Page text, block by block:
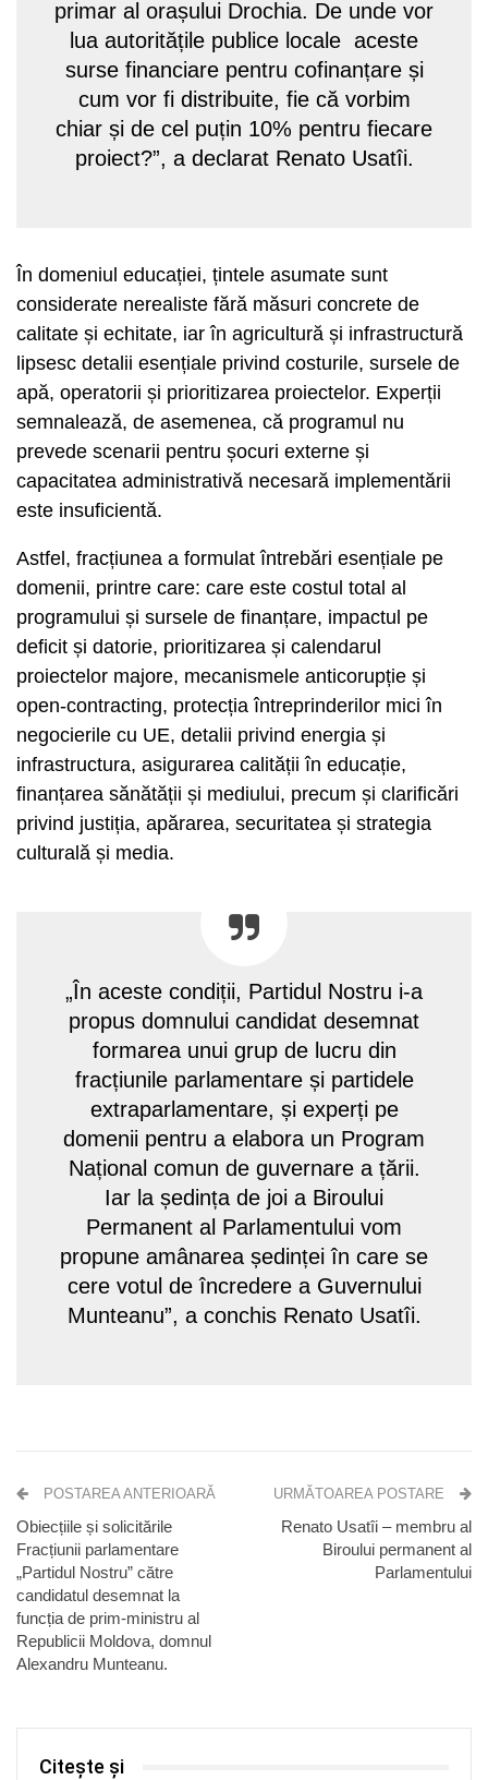
primar al orașului Drochia. De unde vor
lua autoritățile publice locale aceste
surse financiare pentru cofinanțare și
cum vor fi distribuite, fie că vorbim
chiar și de cel puțin 10% pentru fiecare
proiect?”, a declarat Renato Usatîi.
În domeniul educației, țintele asumate sunt
considerate nerealiste fără măsuri concrete de
calitate și echitate, iar în agricultură și infrastructură
lipsesc detalii esențiale privind costurile, sursele de
apă, operatorii și prioritizarea proiectelor. Experții
semnalează, de asemenea, că programul nu
prevede scenarii pentru șocuri externe și
capacitatea administrativă necesară implementării
este insuficientă.
Astfel, fracțiunea a formulat întrebări esențiale pe
domenii, printre care: care este costul total al
programului și sursele de finanțare, impactul pe
deficit și datorie, prioritizarea și calendarul
proiectelor majore, mecanismele anticorupție și
open-contracting, protecția întreprinderilor mici în
negocierile cu UE, detalii privind energia și
infrastructura, asigurarea calității în educație,
finanțarea sănătății și mediului, precum și clarificări
privind justiția, apărarea, securitatea și strategia
culturală și media.
„În aceste condiții, Partidul Nostru i-a
propus domnului candidat desemnat
formarea unui grup de lucru din
fracțiunile parlamentare și partidele
extraparlamentare, și experți pe
domenii pentru a elabora un Program
Național comun de guvernare a țării.
Iar la ședința de joi a Biroului
Permanent al Parlamentului vom
propune amânarea ședinței în care se
cere votul de încredere a Guvernului
Munteanu”, a conchis Renato Usatîi.
POSTAREA ANTERIOARĂ
Obiecțiile și solicitările
Fracțiunii parlamentare
„Partidul Nostru” către
candidatul desemnat la
funcția de prim-ministru al
Republicii Moldova, domnul
Alexandru Munteanu.
URMĂTOAREA POSTARE
Renato Usatîi – membru al
Biroului permanent al
Parlamentului
Citește și